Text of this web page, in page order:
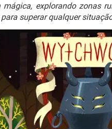
explorando zonas
superar qualquer